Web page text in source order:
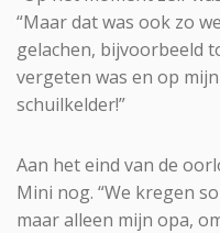
“Maar dat was ook zo
gelachen, bijvoorbeeld
vergeten was en op
schuilkelder!”
Aan het eind van de
Mini nog. “We kregen
maar alleen mijn opa,